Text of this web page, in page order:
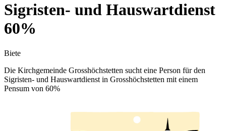
Sigristen- und Hauswartdienst
60%
Biete
Die Kirchgemeinde Grosshöchstetten sucht eine Person für den
Sigristen- und Hauswartdienst in Grosshöchstetten mit einem
Pensum von 60%